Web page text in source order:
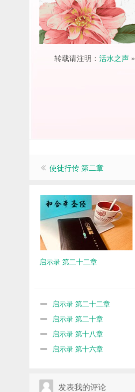
转载请注明： 活水之声 »
使徒行传 第二章
启示录 第二十二章
启示录 第二十二章
启示录 第二十章
启示录 第十八章
启示录 第十六章
发表我的评论